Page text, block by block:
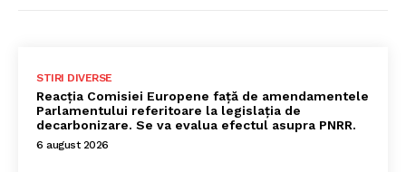
STIRI DIVERSE
Reacția Comisiei Europene față de amendamentele
Parlamentului referitoare la legislația de
decarbonizare. Se va evalua efectul asupra PNRR.
6 august 2026